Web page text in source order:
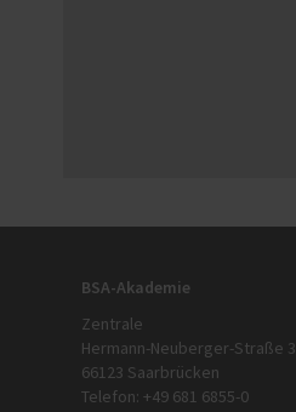
BSA-Akademie
Zentrale
Hermann-Neuberger-Straße 3
66123 Saarbrücken
Telefon: +49 681 6855-0